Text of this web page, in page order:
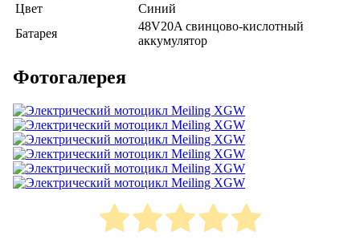
Цвет
Cиний
Батарея
48V20A свинцово-кислотный
аккумулятор
Фотогалерея